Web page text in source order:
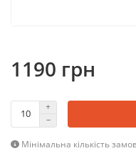
1190 грн
Мінімальна кількість